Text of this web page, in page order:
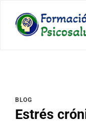
contenido
BLOG
Estrés